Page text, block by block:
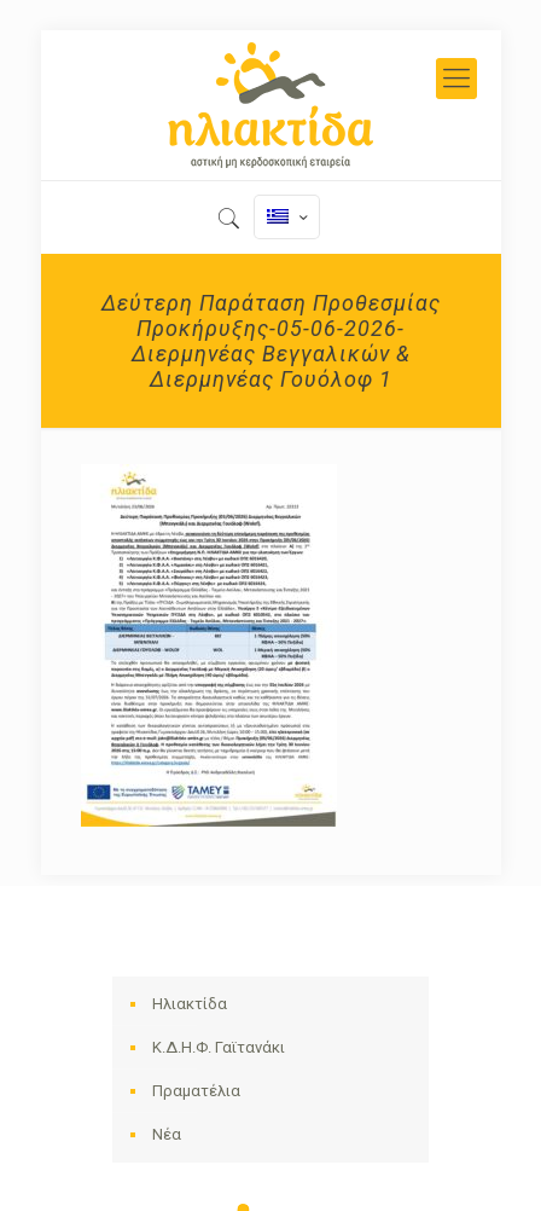
Δεύτερη Παράταση Προθεσμίας
Προκήρυξης-05-06-2026-
Διερμηνέας Βεγγαλικών &
Διερμηνέας Γουόλοφ 1
Ηλιακτίδα
Κ.Δ.Η.Φ. Γαϊτανάκι
Πραματέλια
Νέα